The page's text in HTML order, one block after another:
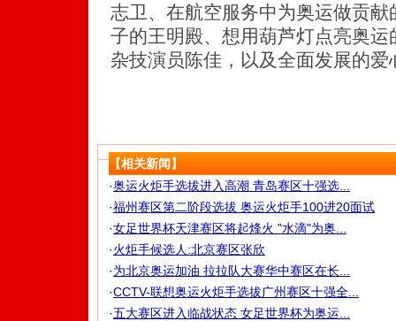
志卫、在航空服务中为奥运做贡
子的王明殿、想用葫芦灯点亮奥
杂技演员陈佳，以及全面发展的爱
【相关新闻】
·奥运火炬手选拔进入高潮 青岛赛区十强选...
·福州赛区第二阶段选拔 奥运火炬手100进20面试
·女足世界杯天津赛区将起烽火 "水滴"为奥...
·火炬手候选人:北京赛区张欣
·为北京奥运加油 拉拉队大赛华中赛区在长...
·CCTV-联想奥运火炬手选拔广州赛区十强全...
·五大赛区进入临战状态 女足世界杯为奥运...